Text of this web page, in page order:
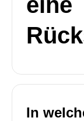
In